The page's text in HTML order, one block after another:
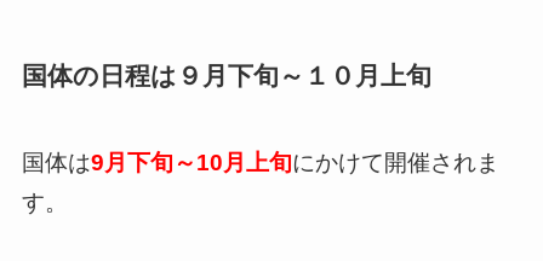
国体の日程は９月下旬～１０月上旬
国体は9月下旬～10月上旬にかけて開催されま
す。